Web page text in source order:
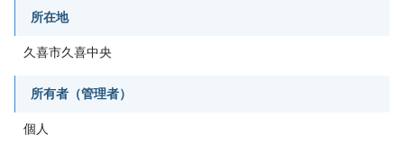
所在地
久喜市久喜中央
所有者（管理者）
個人